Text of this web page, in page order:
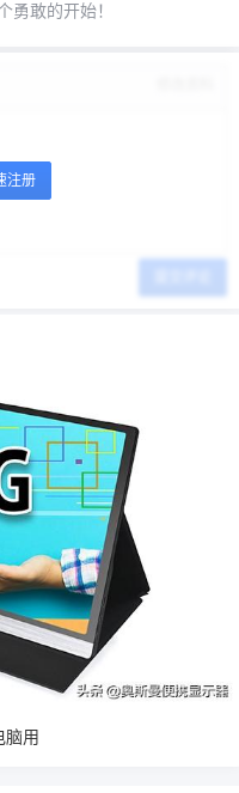
勇敢的开始！
注册
脑用